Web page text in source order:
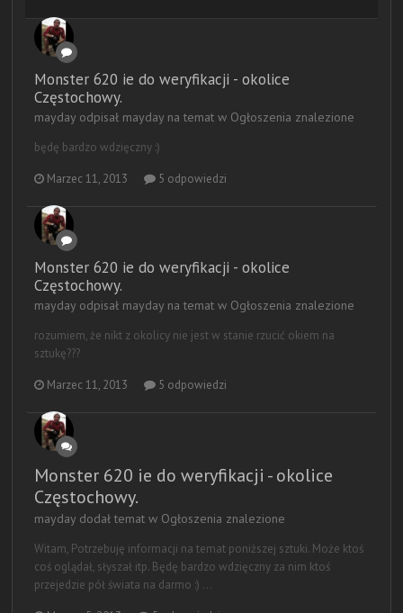
Monster 620 ie do weryfikacji - okolice
Częstochowy.
mayday odpisał mayday na temat w Ogłoszenia znalezione
będę bardzo wdzięczny :)
Marzec 11, 2013 5 odpowiedzi
Monster 620 ie do weryfikacji - okolice
Częstochowy.
mayday odpisał mayday na temat w Ogłoszenia znalezione
rozumiem, że nikt z okolicy nie jest w stanie rzucić okiem na
sztukę???
Marzec 11, 2013 5 odpowiedzi
Monster 620 ie do weryfikacji - okolice
Częstochowy.
mayday dodał temat w Ogłoszenia znalezione
Witam, Potrzebuję informacji na temat poniższej sztuki. Może ktoś
coś oglądał, słyszał itp. Będę bardzo wdzięczny za nim ktoś
przejedzie pół świata na darmo :) ...